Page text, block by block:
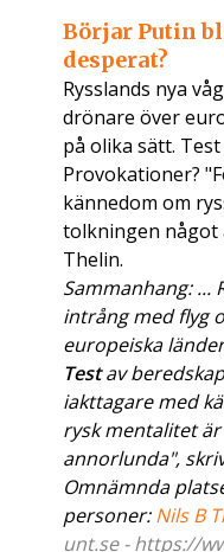
Börjar Putin
desperat?
Rysslands nya
drönare över
på olika sätt.
Provokationer?
kännedom om
tolkningen något
Thelin.
Sammanhang: ...
intrång med flyg
europeiska
Testav
iakttagare med
rysk mentalitet
annorlunda",
Omnämnda
personer:Nils B
unt.se - https://